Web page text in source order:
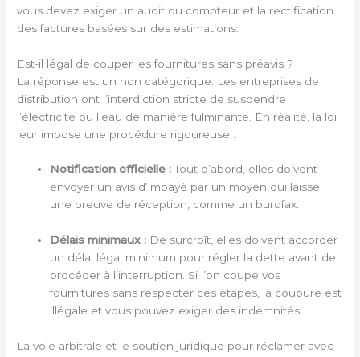
vous devez exiger un audit du compteur et la rectification
des factures basées sur des estimations.
Est-il légal de couper les fournitures sans préavis ?
La réponse est un non catégorique. Les entreprises de
distribution ont l’interdiction stricte de suspendre
l’électricité ou l’eau de manière fulminante. En réalité, la loi
leur impose une procédure rigoureuse :
Notification officielle :Tout d’abord, elles doivent
envoyer un avis d’impayé par un moyen qui laisse
une preuve de réception, comme un burofax.
Délais minimaux : De surcroît, elles doivent accorder
un délai légal minimum pour régler la dette avant de
procéder à l’interruption. Si l’on coupe vos
fournitures sans respecter ces étapes, la coupure est
illégale et vous pouvez exiger des indemnités.
La voie arbitrale et le soutien juridique pour réclamer avec